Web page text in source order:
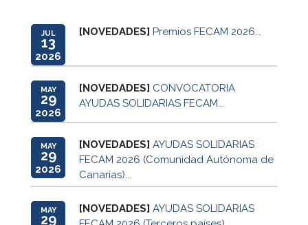
JUL
13
2026
[NOVEDADES] Premios FECAM 2026...
MAY
29
2026
[NOVEDADES] CONVOCATORIA
AYUDAS SOLIDARIAS FECAM...
MAY
29
2026
[NOVEDADES] AYUDAS SOLIDARIAS
FECAM 2026 (Comunidad Autónoma de
Canarias)...
MAY
29
[NOVEDADES] AYUDAS SOLIDARIAS